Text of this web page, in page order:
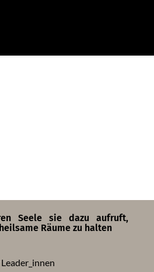
Seele sie dazu aufruft,
Räume zu halten